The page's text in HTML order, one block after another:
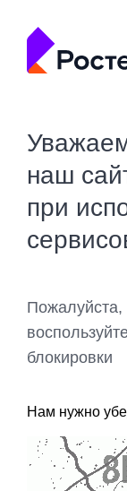
наш
при
Пожалуйста,
блокировки
Нам нужно